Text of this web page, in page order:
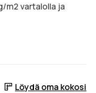
m2 vartalolla ja
Löydä oma kokosi